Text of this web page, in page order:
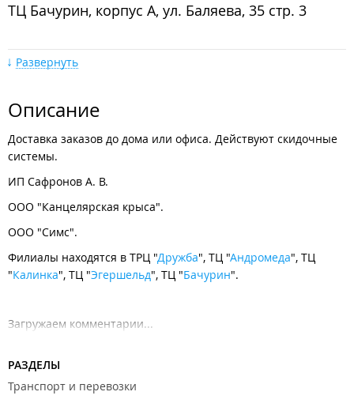
ТЦ Бачурин, корпус А, ул. Баляева, 35 стр. 3
пр-т 100-летия Владивостока, 38
ул. Окатовая, 12А
Развернуть
Описание
Доставка заказов до дома или офиса. Действуют скидочные
системы.
ИП Сафронов А. В.
ООО "Канцелярская крыса".
ООО "Симс".
Филиалы находятся в ТРЦ "Дружба", ТЦ "Андромеда", ТЦ
"Калинка", ТЦ "Эгершельд", ТЦ "Бачурин".
Загружаем комментарии...
РАЗДЕЛЫ
Транспорт и перевозки